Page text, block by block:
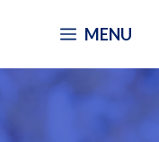
MENU